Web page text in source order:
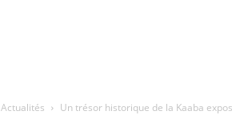
Actualités Un trésor historique de la Kaaba